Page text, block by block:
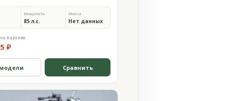
Мощность
85 л.с.
Масса
Нет данных
в архиве
₽
Сравнить